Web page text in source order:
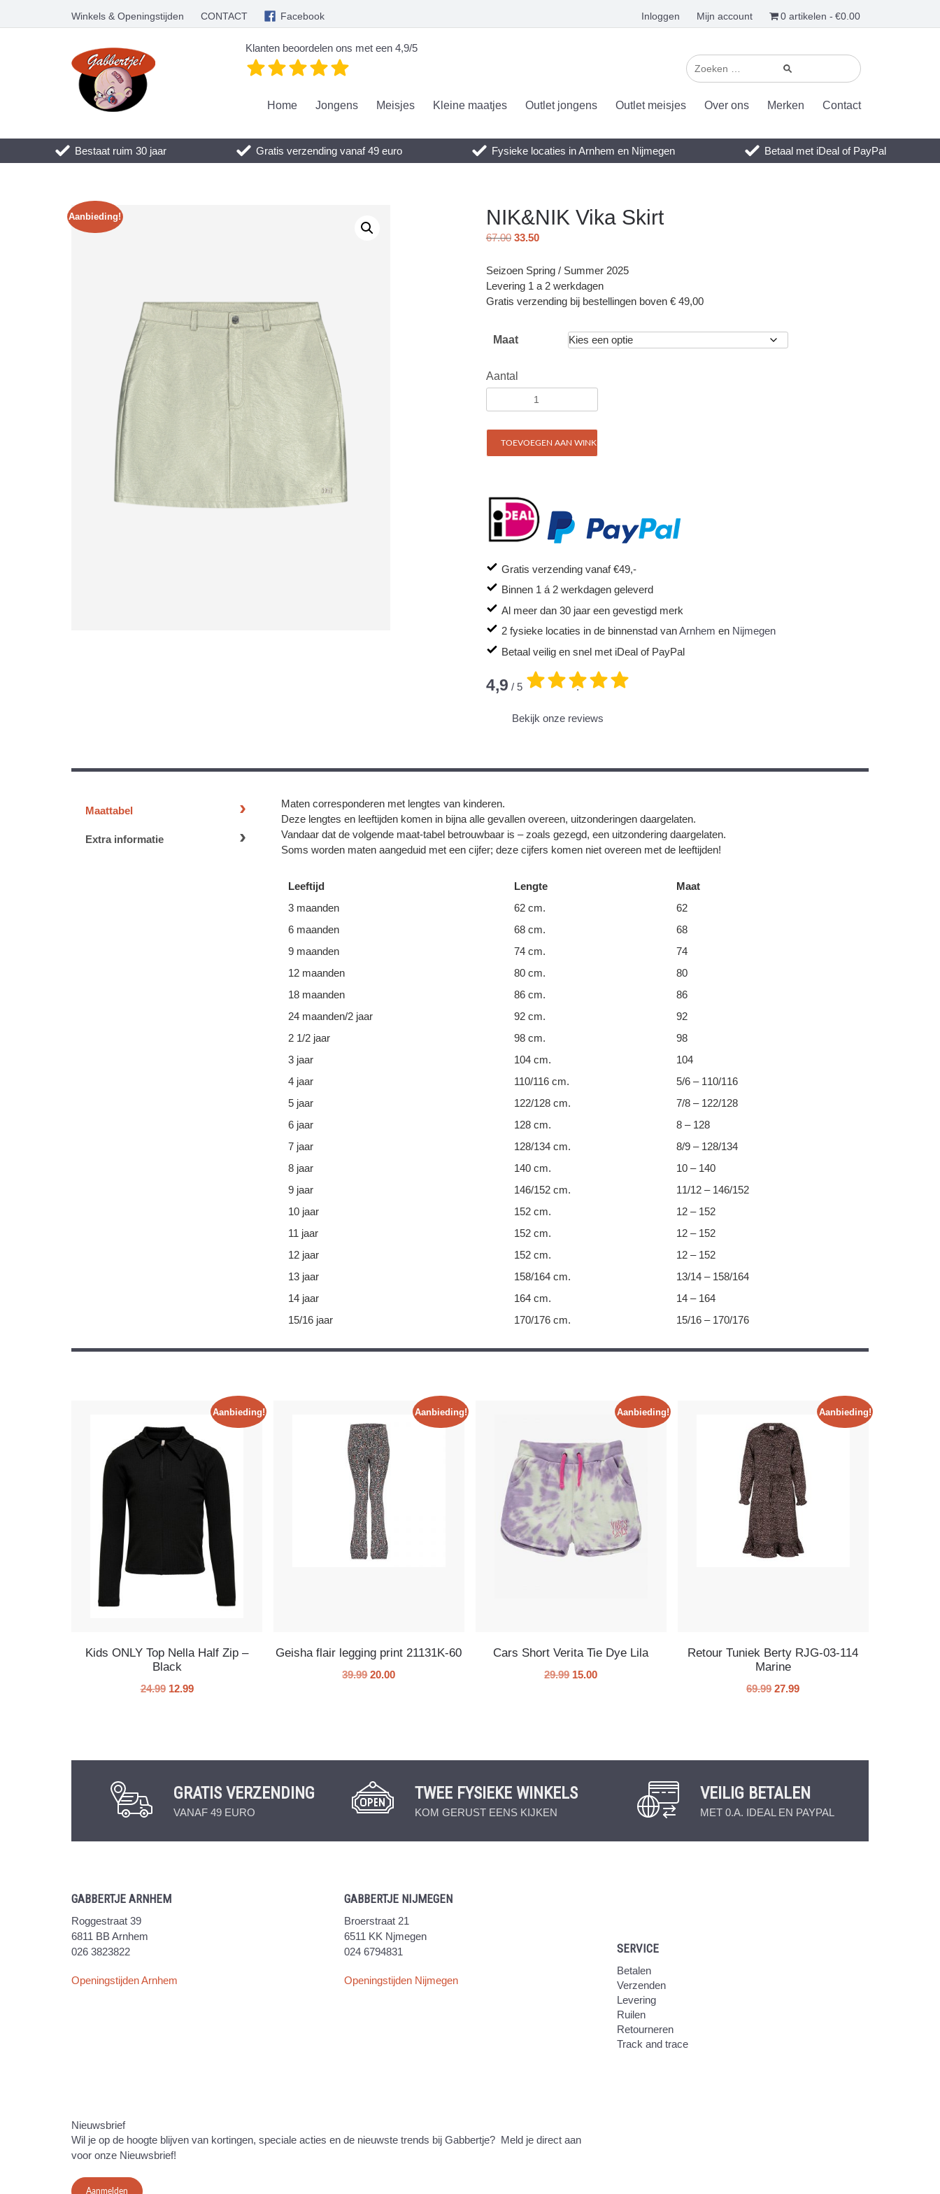
Winkels & Openingstijden CONTACT Facebook Inloggen Mijn account 0 artikelen €0.00
Klanten beoordelen ons met een 4,9/5
Home Jongens Meisjes Kleine maatjes Outlet jongens Outlet meisjes Over ons Merken Contact
Bestaat ruim 30 jaar Gratis verzending vanaf 49 euro Fysieke locaties in Arnhem en Nijmegen Betaal met iDeal of PayPal
Aanbieding! NIK&NIK Vika Skirt
67.00 33.50
Seizoen Spring / Summer 2025
Levering 1 a 2 werkdagen
Gratis verzending bij bestellingen boven € 49,00
Maat
Aantal
TOEVOEGEN AAN WINKELWAGEN
Gratis verzending vanaf €49,-
Binnen 1 á 2 werkdagen geleverd
Al meer dan 30 jaar een gevestigd merk
2 fysieke locaties in de binnenstad vanArnhem en Nijmegen
Betaal veilig en snel met iDeal of PayPal
4,9 / 5 .
Bekijk onze reviews
Maattabel
Extra informatie
Maten corresponderen met lengtes van kinderen.
Deze lengtes en leeftijden komen in bijna alle gevallen overeen, uitzonderingen daargelaten.
Vandaar dat de volgende maat-tabel betrouwbaar is – zoals gezegd, een uitzondering daargelaten.
Soms worden maten aangeduid met een cijfer; deze cijfers komen niet overeen met de leeftijden!
Leeftijd Lengte
Maat
3 maanden
62 cm.
62
6 maanden
68 cm.
68
9 maanden
74 cm.
74
12 maanden
80 cm.
80
18 maanden
86 cm.
86
24 maanden/2 jaar
92 cm.
92
2 1/2 jaar
98 cm.
98
3 jaar
104 cm.
104
4 jaar
110/116 cm.
5/6 – 110/116
5 jaar
122/128 cm.
7/8 – 122/128
6 jaar
128 cm.
8 – 128
7 jaar
128/134 cm.
8/9 – 128/134
8 jaar
140 cm.
10 – 140
9 jaar
146/152 cm.
11/12 – 146/152
10 jaar
152 cm.
12 – 152
11 jaar
152 cm.
12 – 152
12 jaar
152 cm.
12 – 152
13 jaar
158/164 cm.
13/14 – 158/164
14 jaar
164 cm.
14 – 164
15/16 jaar
170/176 cm. 15/16 – 170/176
Aanbieding!
Kids ONLY Top Nella Half Zip –
Black
24.99 12.99
Aanbieding!
Geisha flair legging print 21131K-60
39.99 20.00
Aanbieding!
Cars Short Verita Tie Dye Lila
29.99 15.00
Aanbieding!
Retour Tuniek Berty RJG-03-114
Marine
69.99 27.99
GRATIS VERZENDING
VANAF 49 EURO
TWEE FYSIEKE WINKELS
KOM GERUST EENS KIJKEN
VEILIG BETALEN
MET 0.A. IDEAL EN PAYPAL
GABBERTJE ARNHEM
Roggestraat 39
6811 BB Arnhem
026 3823822
Openingstijden Arnhem
GABBERTJE NIJMEGEN
Broerstraat 21
6511 KK Njmegen
024 6794831
Openingstijden Nijmegen
SERVICE
Betalen
Verzenden
Levering
Ruilen
Retourneren
Track and trace
Nieuwsbrief
Wil je op de hoogte blijven van kortingen, speciale acties en de nieuwste trends bij Gabbertje? Meld je direct aan
voor onze Nieuwsbrief!
Aanmelden